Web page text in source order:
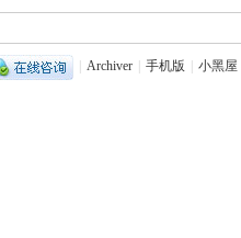
Archiver 手机版 小黑屋